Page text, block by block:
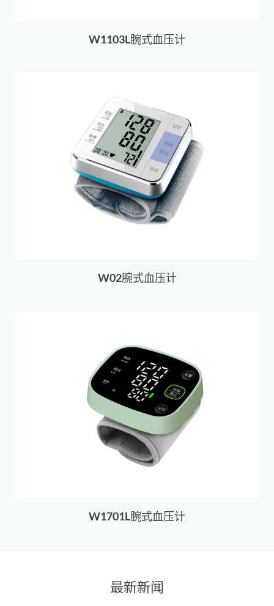
W1103L腕式血压计
W02腕式血压计
W1701L腕式血压计
最新新闻